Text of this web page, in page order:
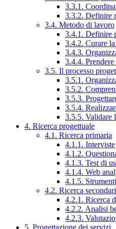
3.3.1.
3.3.2. Definire
3.4. Metodo di lavoro
3.4.1. Definire
3.4.2. Curare
3.4.3.
3.4.4.
3.5. Il processo
3.5.1.
3.5.2.
3.5.3.
3.5.4.
3.5.5. Validare
4. Ricerca progettuale
4.1. Ricerca primaria
4.1.1. Interviste
4.1.2.
4.1.3. Test di
4.1.4. Web
4.1.5.
4.2. Ricerca
4.2.1. Ricerca
4.2.2. Analisi
4.2.3.
5. Progettazione dei servizi